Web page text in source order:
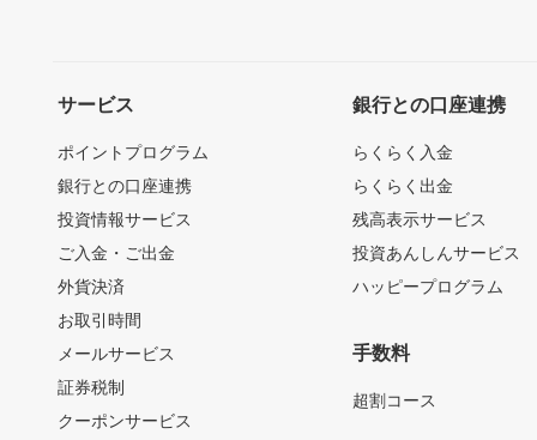
サービス
ポイントプログラム
銀行との口座連携
投資情報サービス
ご入金・ご出金
外貨決済
お取引時間
メールサービス
証券税制
クーポンサービス
銀行との口座連携
らくらく入金
らくらく出金
残高表示サービス
投資あんしんサービス
ハッピープログラム
手数料
超割コース